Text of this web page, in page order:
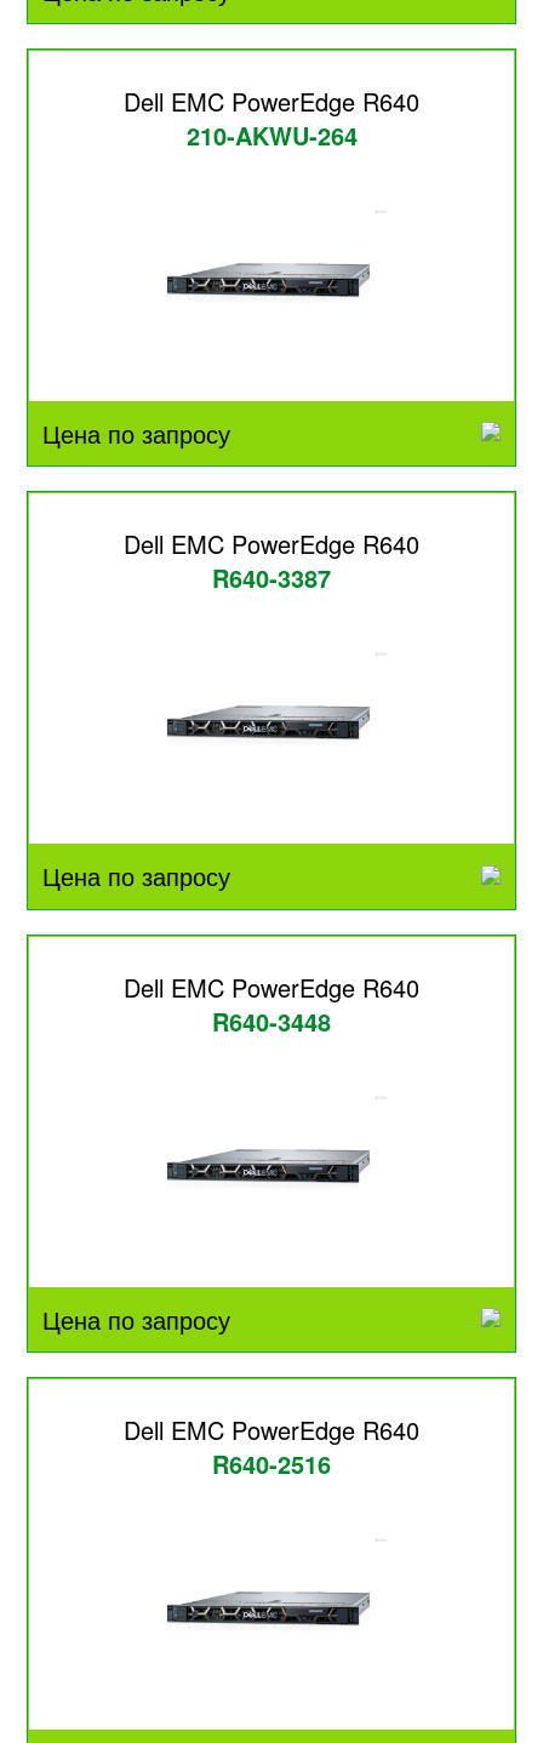
Dell EMC PowerEdge R640
210-AKWU-264
Цена по запросу
Dell EMC PowerEdge R640
R640-3387
Цена по запросу
Dell EMC PowerEdge R640
R640-3448
Цена по запросу
Dell EMC PowerEdge R640
R640-2516